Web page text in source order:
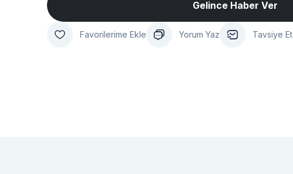
Gelince Haber Ver
Yorum Yaz Tavsiye Et